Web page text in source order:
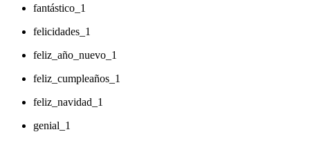
fantástico_1
felicidades_1
feliz_año_nuevo_1
feliz_cumpleaños_1
feliz_navidad_1
genial_1